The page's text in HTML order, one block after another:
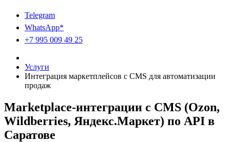
Telegram
WhatsApp*
+7 995 009 49 25
Услуги
Интеграция маркетплейсов с CMS для автоматизации
продаж
Marketplace-интеграции с CMS (Ozon,
Wildberries, Яндекс.Маркет) по API в
Саратове